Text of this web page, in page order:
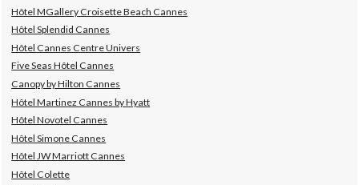
Hôtel MGallery Croisette Beach Cannes
Hôtel Splendid Cannes
Hôtel Cannes Centre Univers
Five Seas Hôtel Cannes
Canopy by Hilton Cannes
Hôtel Martinez Cannes by Hyatt
Hôtel Novotel Cannes
Hôtel Simone Cannes
Hôtel JW Marriott Cannes
Hôtel Colette